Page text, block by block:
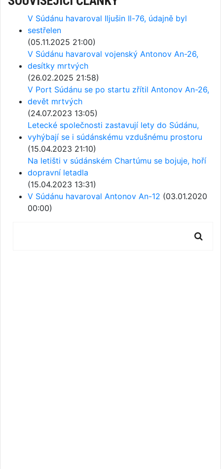
V Súdánu havaroval Iljušin Il-76, údajně byl
sestřelen
(05.11.2025 21:00)
V Súdánu havaroval vojenský Antonov An-26,
desítky mrtvých
(26.02.2025 21:58)
V Port Súdánu se po startu zřítil Antonov An-26,
devět mrtvých
(24.07.2023 13:05)
Letecké společnosti zastavují lety do Súdánu,
vyhýbají se i súdánskému vzdušnému prostoru
(15.04.2023 21:10)
Na letišti v súdánském Chartúmu se bojuje, hoří
dopravní letadla
(15.04.2023 13:31)
V Súdánu havaroval Antonov An-12 (03.01.2020
00:00)